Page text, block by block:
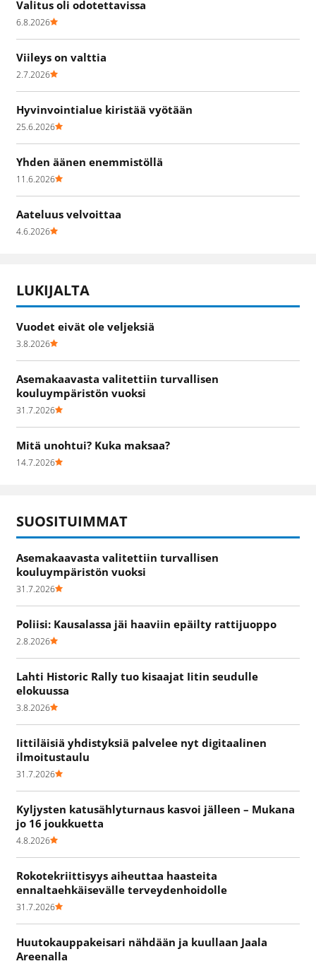
Valitus oli odotettavissa
6.8.2026
Viileys on valttia
2.7.2026
Hyvinvointialue kiristää vyötään
25.6.2026
Yhden äänen enemmistöllä
11.6.2026
Aateluus velvoittaa
4.6.2026
LUKIJALTA
Vuodet eivät ole veljeksiä
3.8.2026
Asemakaavasta valitettiin turvallisen
kouluympäristön vuoksi
31.7.2026
Mitä unohtui? Kuka maksaa?
14.7.2026
SUOSITUIMMAT
Asemakaavasta valitettiin turvallisen
kouluympäristön vuoksi
31.7.2026
Poliisi: Kausalassa jäi haaviin epäilty rattijuoppo
2.8.2026
Lahti Historic Rally tuo kisaajat Iitin seudulle
elokuussa
3.8.2026
Iittiläisiä yhdistyksiä palvelee nyt digitaalinen
ilmoitustaulu
31.7.2026
Kyljysten katusählyturnaus kasvoi jälleen – Mukana
jo 16 joukkuetta
4.8.2026
Rokotekriittisyys aiheuttaa haasteita
ennaltaehkäisevälle terveydenhoidolle
31.7.2026
Huutokauppakeisari nähdään ja kuullaan Jaala
Areenalla